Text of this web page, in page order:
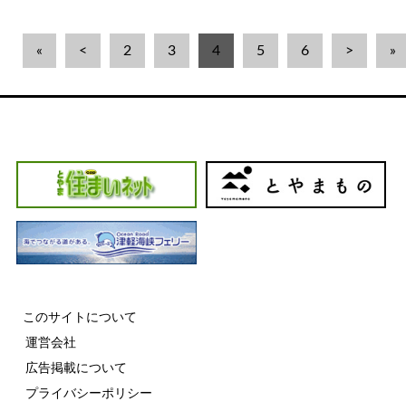
« < 2 3 4 5 6 > »
このサイトについて
運営会社
広告掲載について
プライバシーポリシー